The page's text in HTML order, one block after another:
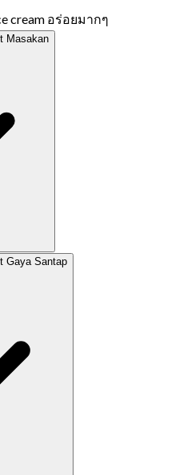
cream อร่อยมากๆ
Masakan
Gaya Santap